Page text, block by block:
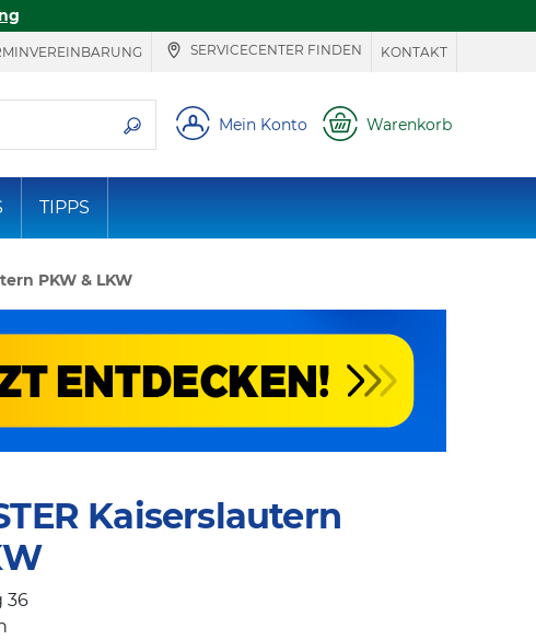
SERVICECENTER FINDEN KONTAKT
Sie suchen
Mein Konto Warenkorb
TIPPS
PKW & LKW
Kaiserslautern
36